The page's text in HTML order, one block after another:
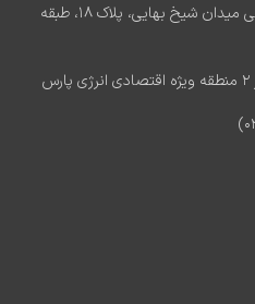
دفتر مرکزی: تهران، ضلع غربی میدان شیخ بهایی، پلاک ۱۸، طبقه